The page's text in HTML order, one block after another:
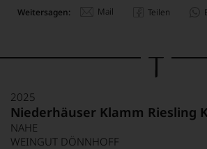
Weitersagen: Mail Teilen
2025
Niederhäuser Klamm Riesling
NAHE
WEINGUT DÖNNHOFF